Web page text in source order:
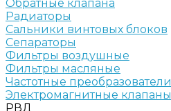
Обратные клапана
Радиаторы
Сальники винтовых блоков
Сепараторы
Фильтры воздушные
Фильтры масляные
Частотные преобразователи
Электромагнитные клапаны
РВД